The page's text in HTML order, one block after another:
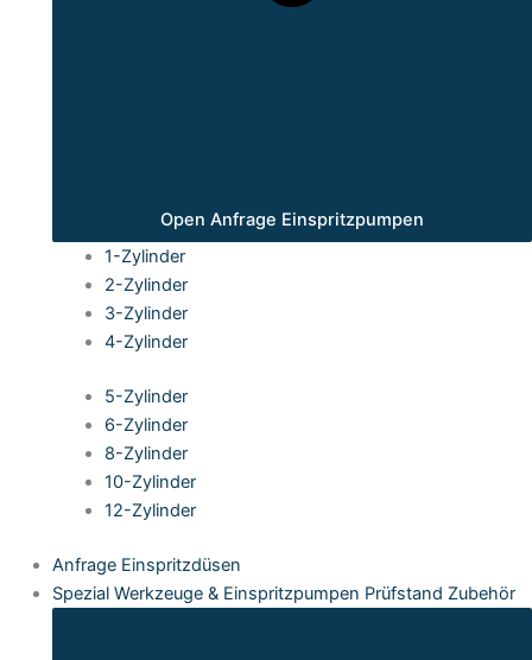
Open Anfrage Einspritzpumpen
1-Zylinder
2-Zylinder
3-Zylinder
4-Zylinder
5-Zylinder
6-Zylinder
8-Zylinder
10-Zylinder
12-Zylinder
Anfrage Einspritzdüsen
Spezial Werkzeuge & Einspritzpumpen Prüfstand Zubehör